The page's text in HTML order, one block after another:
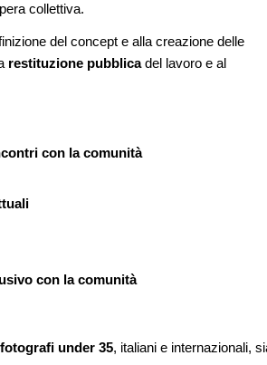
collettiva.
del concept e alla creazione delle
restituzione pubblicadel lavoro e al
con la comunità
con la comunità
under 35, italiani e internazionali,